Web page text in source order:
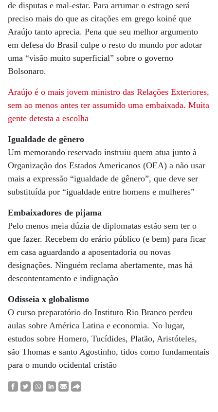
de disputas e mal-estar. Para arrumar o estrago será
preciso mais do que as citações em grego koiné que
Araújo tanto aprecia. Pena que seu melhor argumento
em defesa do Brasil culpe o resto do mundo por adotar
uma “visão muito superficial” sobre o governo
Bolsonaro.
Araújo é o mais jovem ministro das Relações Exteriores,
sem ao menos antes ter assumido uma embaixada. Muita
gente detesta a escolha
Igualdade de gênero
Um memorando reservado instruiu quem atua junto à
Organização dos Estados Americanos (OEA) a não usar
mais a expressão “igualdade de gênero”, que deve ser
substituída por “igualdade entre homens e mulheres”
Embaixadores de pijama
Pelo menos meia dúzia de diplomatas estão sem ter o
que fazer. Recebem do erário público (e bem) para ficar
em casa aguardando a aposentadoria ou novas
designações. Ninguém reclama abertamente, mas há
descontentamento e indignação
Odisseia x globalismo
O curso preparatório do Instituto Rio Branco perdeu
aulas sobre América Latina e economia. No lugar,
estudos sobre Homero, Tucídides, Platão, Aristóteles,
são Thomas e santo Agostinho, tidos como fundamentais
para o mundo ocidental cristão